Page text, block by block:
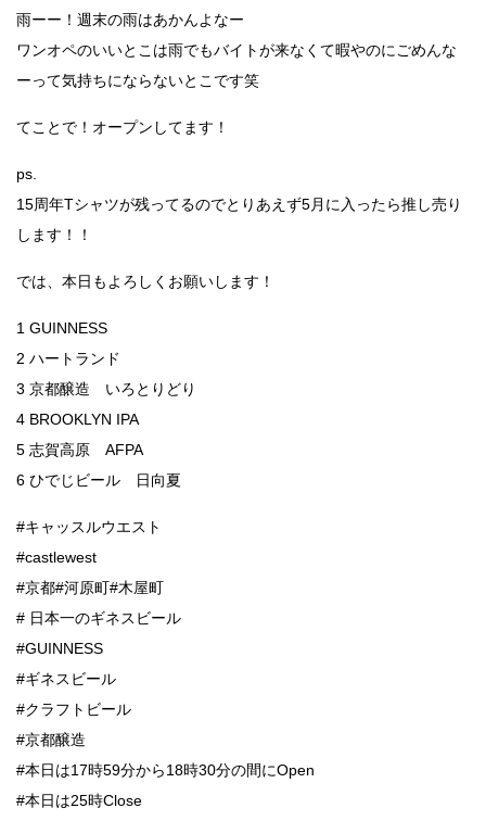
雨ーー！週末の雨はあかんよなー
ワンオペのいいとこは雨でもバイトが来なくて暇やのにごめんな
ーって気持ちにならないとこです笑
てことで！オープンしてます！
ps.
15周年Tシャツが残ってるのでとりあえず5月に入ったら推し売り
します！！
では、本日もよろしくお願いします！
1 GUINNESS
2 ハートランド
3 京都醸造 いろとりどり
4 BROOKLYN IPA
5 志賀高原 AFPA
6 ひでじビール 日向夏
#キャッスルウエスト
#castlewest
#京都#河原町#木屋町
# 日本一のギネスビール
#GUINNESS
#ギネスビール
#クラフトビール
#京都醸造
#本日は17時59分から18時30分の間にOpen
#本日は25時Close